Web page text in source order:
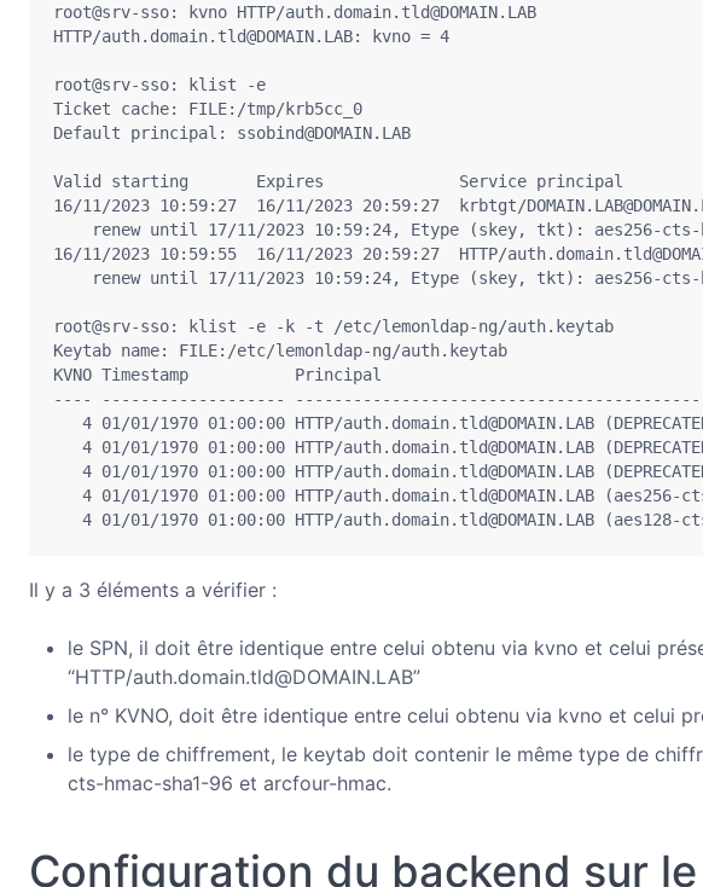
root@srv-sso: kvno HTTP/auth.domain.tld@DOMAIN.LAB
HTTP/auth.domain.tld@DOMAIN.LAB: kvno = 4
root@srv-sso: klist -e
Ticket cache: FILE:/tmp/krb5cc_0
Default principal: ssobind@DOMAIN.LAB
Valid starting       Expires              Service principal
16/11/2023 10:59:27  16/11/2023 20:59:27  krbtgt/
renew until 17/11/2023 10:59:24, Etype (skey, tkt): aes256-
16/11/2023 10:59:55  16/11/2023 20:59:27  HTTP/
renew until 17/11/2023 10:59:24, Etype (skey, tkt): aes256-
root@srv-sso: klist -e -k -t /etc/lemonldap-ng/auth.keytab
Keytab name: FILE:/etc/lemonldap-ng/auth.keytab
KVNO Timestamp           Principal
---- -------------------
4 01/01/1970 01:00:00 HTTP/auth.domain.tld@DOMAIN.LAB
4 01/01/1970 01:00:00 HTTP/auth.domain.tld@DOMAIN.LAB
4 01/01/1970 01:00:00 HTTP/auth.domain.tld@DOMAIN.LAB
4 01/01/1970 01:00:00 HTTP/auth.domain.tld@DOMAIN.LAB (aes256-
4 01/01/1970 01:00:00 HTTP/auth.domain.tld@DOMAIN.LAB (aes128-
Il y a 3 éléments a vérifier :
le SPN, il doit être identique entre celui obtenu via kvno et celui
“HTTP/auth.domain.tld@DOMAIN.LAB”
le n° KVNO, doit être identique entre celui obtenu via kvno et celui
le type de chiffrement, le keytab doit contenir le même type de
cts-hmac-sha1-96 et arcfour-hmac.
Configuration du backend sur